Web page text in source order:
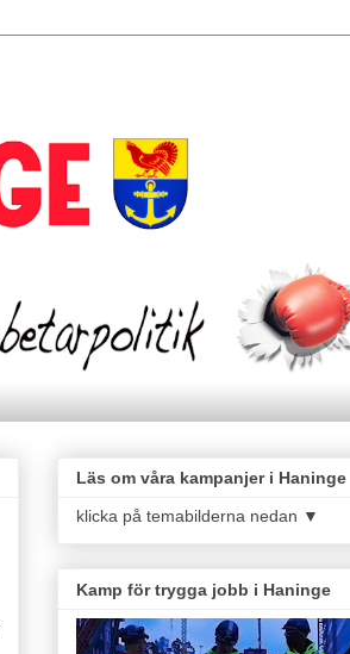
Läs om våra kampanjer i Haninge
klicka på temabilderna nedan ▼
Kamp för trygga jobb i Haninge